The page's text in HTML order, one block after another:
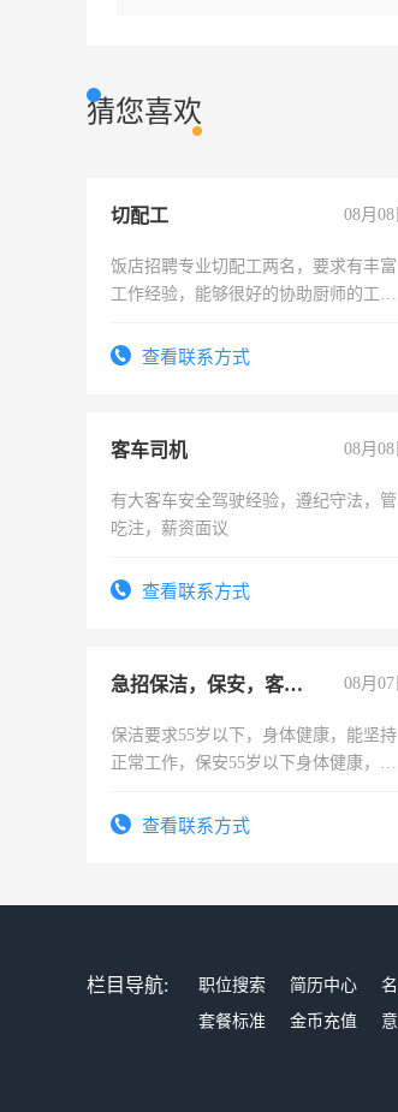
猜您喜欢
切配工 08月08
饭店招聘专业切配工两名，要求有丰富
工作经验，能够很好的协助厨师的工
4500。查看联系方式
客车司机 08月08
有大客车安全驾驶经验，遵纪守法，管
吃注，薪资面议
查看联系方式
急招保洁，保安，客服，工程 08月07
保洁要求55岁以下，身体健康，能坚持
正常工作，保安55岁以下身体健康，有
录，客服要求45岁以下高中以上文化，
查看联系方式
栏目导航: 职位搜索 简历中心
套餐标准
金币充值